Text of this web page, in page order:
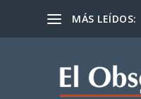
MÁS LEÍDOS: